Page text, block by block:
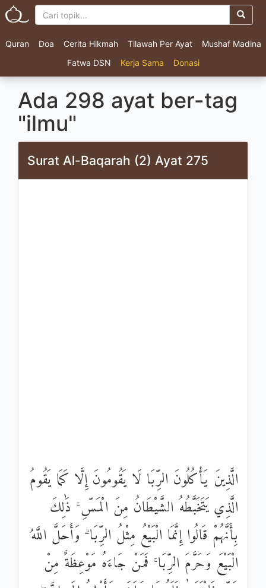
Quran Doa Cerita Hikmah Tilawah Per Ayat
Mushaf Madina
Fatwa DSN
Kerja Sama Donasi
Ada 298 ayat ber-tag
"ilmu"
Surat Al-Baqarah (2) Ayat 275
الَّذِينَ يَأْكُلُونَ الرِّبَا لَا يَقُومُونَ إِلَّا كَمَا يَقُومُ
الَّذِي يَتَخَبَّطُهُ الشَّيْطَانُ مِنَ الْمَسِّ ۚ ذَٰلِكَ
بِأَنَّهُمْ قَالُوا إِنَّمَا الْبَيْعُ مِثْلُ الرِّبَا ۗ وَأَحَلَّ اللَّهُ
الْبَيْعَ وَحَرَّمَ الرِّبَا ۚ فَمَنْ جَاءَهُ مَوْعِظَةٌ مِنْ